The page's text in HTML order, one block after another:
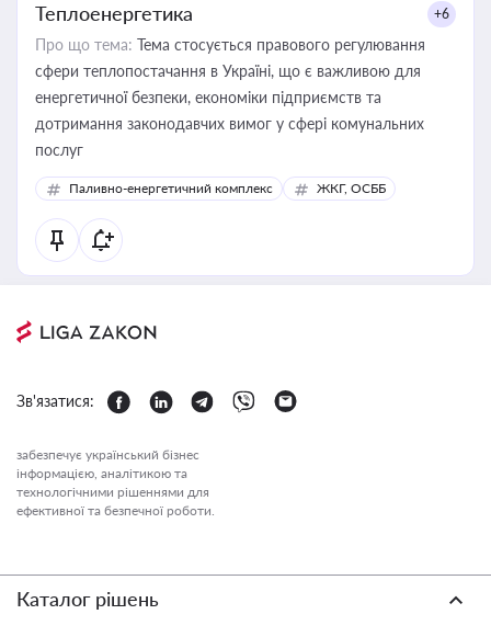
Теплоенергетика +6
Про що тема: Тема стосується правового регулювання
сфери теплопостачання в Україні, що є важливою для
енергетичної безпеки, економіки підприємств та
дотримання законодавчих вимог у сфері комунальних
послуг
Паливно-енергетичний комплекс ЖКГ, ОСББ
Зв'язатися:
забезпечує український бізнес
інформацією, аналітикою та
технологічними рішеннями для
ефективної та безпечної роботи.
Каталог рішень